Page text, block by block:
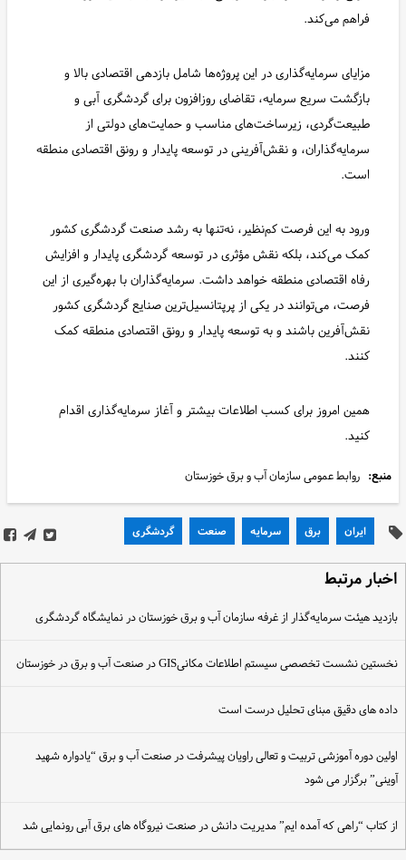
فراهم می‌کند.
مزایای سرمایه‌گذاری در این پروژه‌ها شامل بازدهی اقتصادی بالا و
بازگشت سریع سرمایه، تقاضای روزافزون برای گردشگری آبی و
طبیعت‌گردی، زیرساخت‌های مناسب و حمایت‌های دولتی از
سرمایه‌گذاران، و نقش‌آفرینی در توسعه پایدار و رونق اقتصادی منطقه
است.
ورود به این فرصت کم‌نظیر، نه‌تنها به رشد صنعت گردشگری کشور
کمک می‌کند، بلکه نقش مؤثری در توسعه گردشگری پایدار و افزایش
رفاه اقتصادی منطقه خواهد داشت. سرمایه‌گذاران با بهره‌گیری از این
فرصت، می‌توانند در یکی از پرپتانسیل‌ترین صنایع گردشگری کشور
نقش‌آفرین باشند و به توسعه پایدار و رونق اقتصادی منطقه کمک
کنند.
همین امروز برای کسب اطلاعات بیشتر و آغاز سرمایه‌گذاری اقدام
کنید.
منبع: روابط عمومی سازمان آب و برق خوزستان
ایران برق سرمایه صنعت گردشگری
اخبار مرتبط
بازدید هیئت سرمایه‌گذار از غرفه سازمان آب و برق خوزستان در نمایشگاه گردشگری
نخستین نشست تخصصی سیستم اطلاعات مکانیGIS در صنعت آب و برق در خوزستان
داده های دقیق مبنای تحلیل درست است
اولین دوره آموزشی تربیت و تعالی راویان پیشرفت در صنعت آب و برق “یادواره شهید
آوینی” برگزار می شود
از کتاب “راهی که آمده ایم” مدیریت دانش در صنعت نیروگاه های برق آبی رونمایی شد